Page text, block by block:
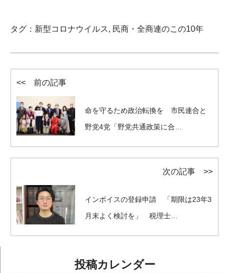
タグ： 新型コロナウイルス, 民商・全商連のこの10年
<< 前の記事
命を守るため政治転換を 市民連合と
野党4党「野党共通政策に合…
次の記事 >>
インボイスの登録申請 「期限は23年3
月末よく検討を」 税理士…
投稿カレンダー